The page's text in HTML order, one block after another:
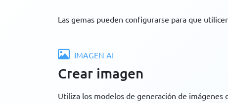
Las gemas pueden configurarse para que
IMAGEN AI
Crear imagen
Utiliza los modelos de generación de imágenes